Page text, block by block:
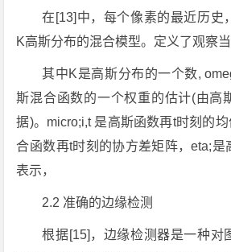
在[13]中，每个像素的最近历史
K高斯分布的混合模型。定义了观察
其中K是高斯分布的一个数,
斯混合函数的一个权重的估计(由高
据)。micro;i,t 是高斯函数再t时刻的
合函数再t时刻的协方差矩阵，eta;是
表示，
2.2 准确的边缘检测
根据[15]，边缘检测器是一种对